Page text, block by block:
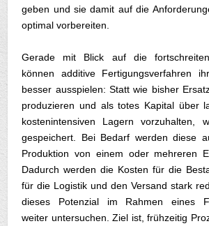
geben und sie damit auf die
optimal vorbereiten.
Gerade mit Blick auf die
können additive Fertigungsverfahren
besser ausspielen: Statt wie bisher
produzieren und als totes Kapital über
kostenintensiven Lagern vorzuhalten,
gespeichert. Bei Bedarf werden diese
Produktion von einem oder mehreren
Dadurch werden die Kosten für die
für die Logistik und den Versand stark
dieses Potenzial im Rahmen eines
weiter untersuchen. Ziel ist, frühzeitig